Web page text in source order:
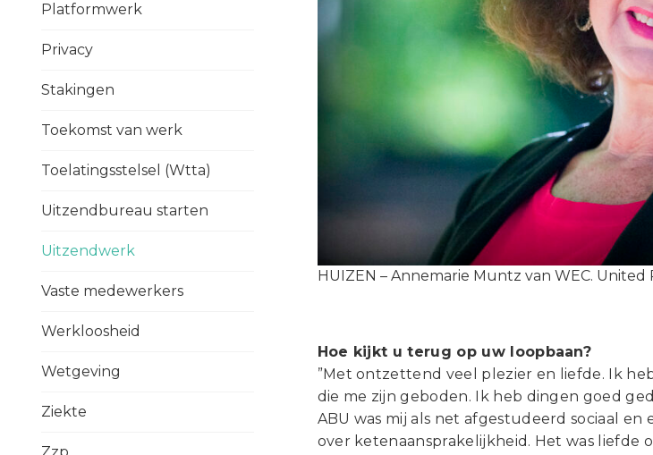
Platformwerk
Privacy
Stakingen
Toekomst van werk
Toelatingsstelsel (Wtta)
Uitzendbureau starten
Uitzendwerk
Vaste medewerkers
Werkloosheid
Wetgeving
Ziekte
HUIZEN – Annemarie Muntz van WEC.
Hoe kijkt u terug op uw loopbaan?
”Met ontzettend veel plezier en liefde. Ik
die me zijn geboden. Ik heb dingen goed
ABU was mij als net afgestudeerd sociaal
over ketenaansprakelijkheid. Het was liefde